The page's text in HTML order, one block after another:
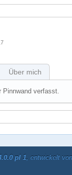
Über mich
Pinnwand verfasst.
pl 1, entwickelt von